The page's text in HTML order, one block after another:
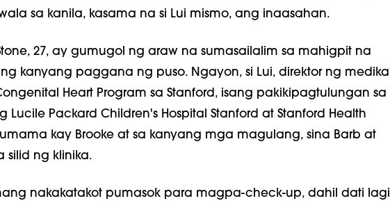
sa kanila, kasama na si Lui mismo, ang inaasahan.
27, ay gumugol ng araw na sumasailalim sa mahigpit na
kanyang paggana ng puso. Ngayon, si Lui, direktor ng medikal
Heart Program sa Stanford, isang pakikipagtulungan sa
Lucile Packard Children's Hospital Stanford at Stanford Health
kay Brooke at sa kanyang mga magulang, sina Barb at
silid ng klinika.
nakakatakot pumasok para magpa-check-up, dahil dati lagi